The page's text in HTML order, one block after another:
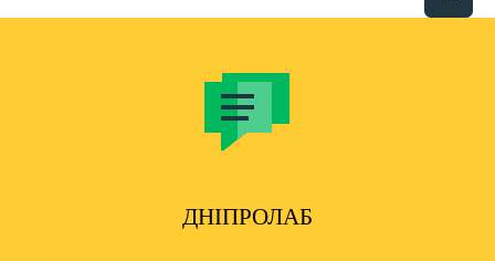
ДНІПРОЛАБ